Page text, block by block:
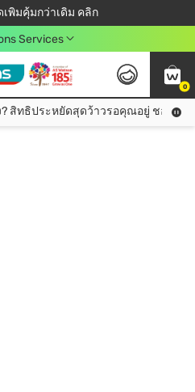
เพิ่มคุ้มกว่าเดิม คลิก
รก ลดเพิ่มจุก ๆ 10%! 🎉
! เมื่อชอป 499฿
สัน คลับดียังไง?
Services
0
มีบัตรสมาชิกวัตสัน คลับรึยัง? สิทธิประหยัดสุดว้าวรอคุณอยู่ ชอปคุ้มกว่าเดิม คลิก!
สิทธิประหยัดสุดว้าวรอคุณอยู่ ชอปคุ้มก